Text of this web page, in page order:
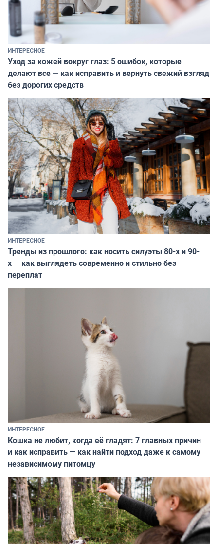
ИНТЕРЕСНОЕ
Уход за кожей вокруг глаз: 5 ошибок, которые
делают все — как исправить и вернуть свежий взгляд
без дорогих средств
ИНТЕРЕСНОЕ
Тренды из прошлого: как носить силуэты 80-х и 90-
х — как выглядеть современно и стильно без
переплат
ИНТЕРЕСНОЕ
Кошка не любит, когда её гладят: 7 главных причин
и как исправить — как найти подход даже к самому
независимому питомцу